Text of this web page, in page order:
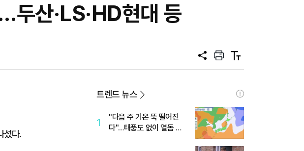
두산·LS·HD현대 등
공
프
트
텍
트
섰다.
트렌드 뉴스
1
"다음 주 기온 뚝 떨어진
다"…태풍도 없이 열돔 박